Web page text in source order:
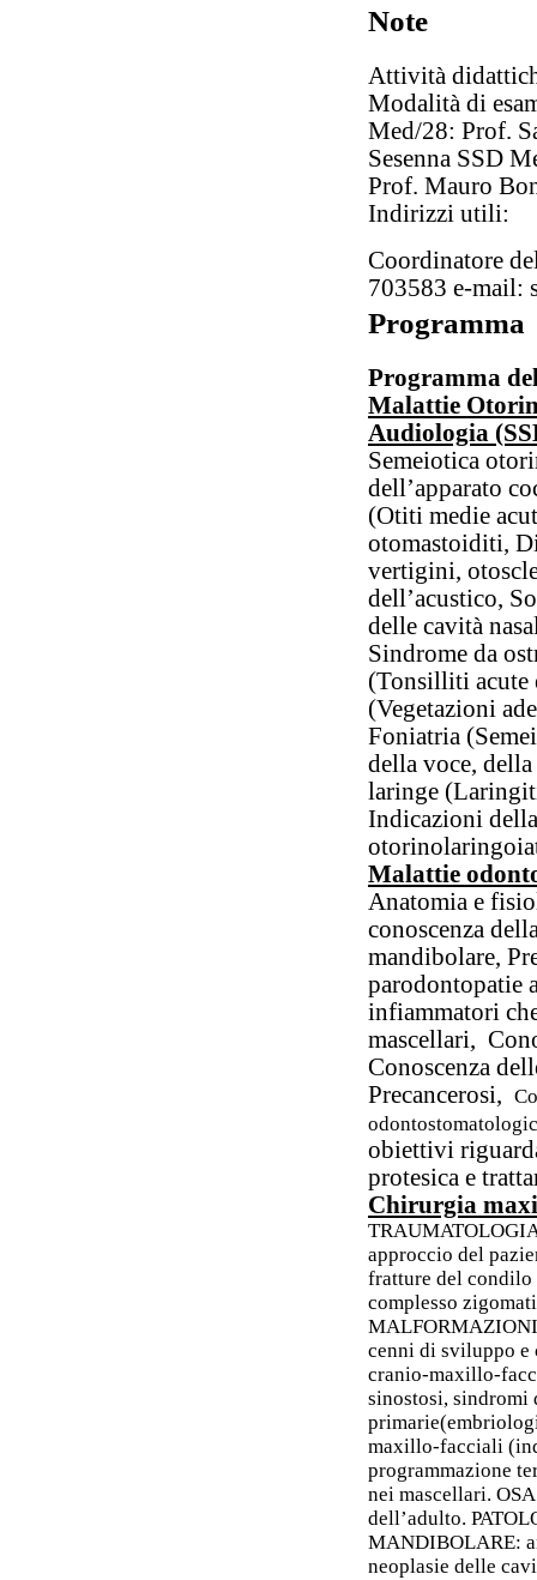
Note
Attività
Modalità di
Med/28: Prof.
Sesenna SSD
Prof. Mauro
Indirizzi utili:
Coordinatore
703583 e-mail:
Programma
Programma
Malattie
Audiologia
Semeiotica
dell’apparato
(Otiti medie
otomastoiditi,
vertigini,
dell’acustico,
delle cavità
Sindrome da
(Tonsilliti acute
(Vegetazioni
Foniatria
della voce,
laringe
Indicazioni
Malattie
Anatomia e
conoscenza
mandibolare,
parodontopatie
infiammatori
mascellari,
Conoscenza
Precancerosi,
obiettivi
protesica e
Chirurgia
approccio del
fratture del condilo
complesso
cenni di sviluppo
cranio-maxillo-
sinostosi, sindromi
maxillo-facciali
programmazione
nei mascellari.
dell’adulto.
MANDIBOLARE:
neoplasie delle